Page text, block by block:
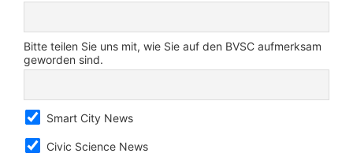
Bitte teilen Sie uns mit, wie Sie auf den BVSC aufmerksam
geworden sind.
Smart City News
Civic Science News